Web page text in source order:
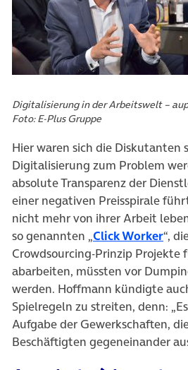
Digitalisierung in der Arbeitswelt –
Foto: E-Plus Gruppe
Hier waren sich die Diskutanten
Digitalisierung zum Problem
absolute Transparenz der
einer negativen Preisspirale
nicht mehr von ihrer Arbeit
so genannten „Click Worker“,
Crowdsourcing-Prinzip Projekte
abarbeiten, müssten vor
werden. Hoffmann kündigte
Spielregeln zu streiten, denn:
Aufgabe der Gewerkschaften,
Beschäftigten gegeneinander